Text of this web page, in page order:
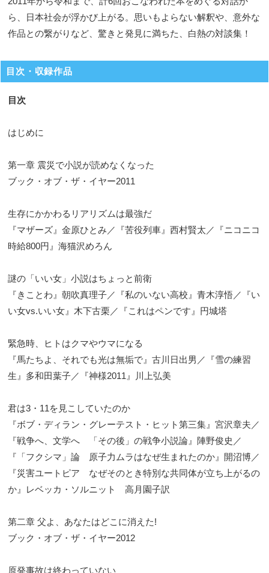
ら、日本社会が浮かび上がる。思いもよらない解釈や、意外な
作品との繋がりなど、驚きと発見に満ちた、白熱の対談集！
目次・収録作品
目次
はじめに
第一章 震災で小説が読めなくなった
ブック・オブ・ザ・イヤー2011
生存にかかわるリアリズムは最強だ
『マザーズ』金原ひとみ／『苦役列車』西村賢太／『ニコニコ
時給800円』海猫沢めろん
謎の「いい女」小説はちょっと前衛
『きことわ』朝吹真理子／『私のいない高校』青木淳悟／『い
い女vs.いい女』木下古栗／『これはペンです』円城塔
緊急時、ヒトはクマやウマになる
『馬たちよ、それでも光は無垢で』古川日出男／『雪の練習
生』多和田葉子／『神様2011』川上弘美
君は3・11を見こしていたのか
『ボブ・ディラン・グレーテスト・ヒット第三集』宮沢章夫／
『戦争へ、文学へ 「その後」の戦争小説論』陣野俊史／
『「フクシマ」論 原子力ムラはなぜ生まれたのか』開沼博／
『災害ユートピア なぜそのとき特別な共同体が立ち上がるの
か』レベッカ・ソルニット 高月園子訳
第二章 父よ、あなたはどこに消えた!
ブック・オブ・ザ・イヤー2012
原発事故は終わっていない